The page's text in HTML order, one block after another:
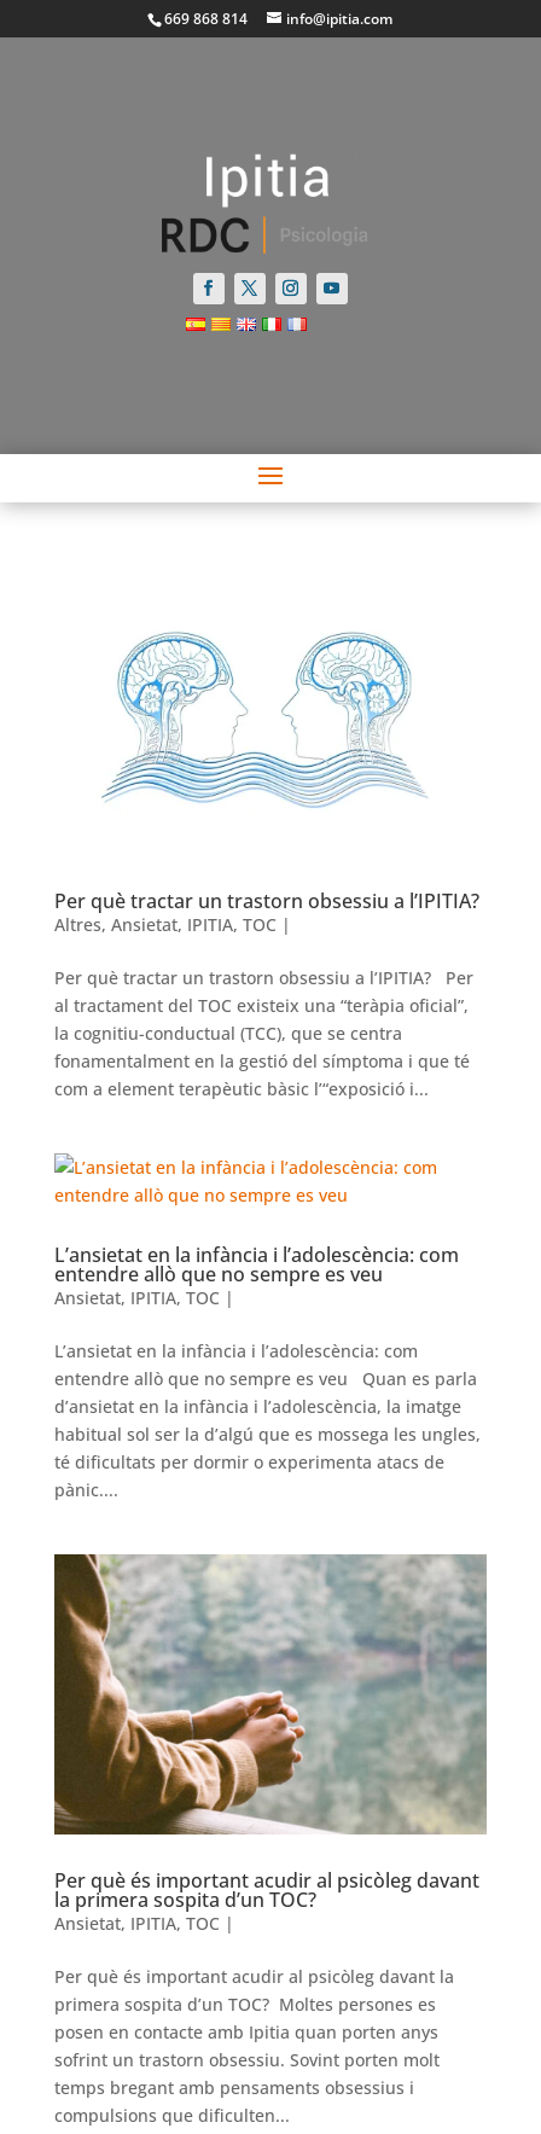
669 868 814 info@ipitia.com
Per què tractar un trastorn obsessiu a l’IPITIA?
Altres, Ansietat, IPITIA, TOC |
Per què tractar un trastorn obsessiu a l’IPITIA? Per
al tractament del TOC existeix una “teràpia oficial”,
la cognitiu-conductual (TCC), que se centra
fonamentalment en la gestió del símptoma i que té
com a element terapèutic bàsic l’“exposició i...
L’ansietat en la infància i l’adolescència: com
entendre allò que no sempre es veu
Ansietat, IPITIA, TOC |
L’ansietat en la infància i l’adolescència: com
entendre allò que no sempre es veu Quan es parla
d’ansietat en la infància i l’adolescència, la imatge
habitual sol ser la d’algú que es mossega les ungles,
té dificultats per dormir o experimenta atacs de
pànic....
Per què és important acudir al psicòleg davant
la primera sospita d’un TOC?
Ansietat, IPITIA, TOC |
Per què és important acudir al psicòleg davant la
primera sospita d’un TOC? Moltes persones es
posen en contacte amb Ipitia quan porten anys
sofrint un trastorn obsessiu. Sovint porten molt
temps bregant amb pensaments obsessius i
compulsions que dificulten...